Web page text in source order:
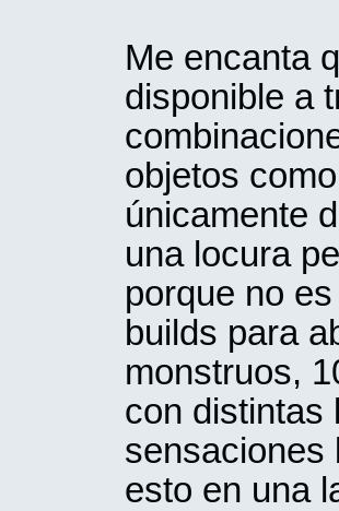
Me encanta
disponible a
objetos
únicamente
una locura
porque no
builds para
monstruos,
con distintas
sensaciones
esto en una